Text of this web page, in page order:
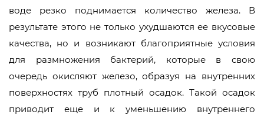
воде резко поднимается количество железа. В
результате этого не только ухудшаются ее вкусовые
качества, но и возникают благоприятные условия
для размножения бактерий, которые в свою
очередь окисляют железо, образуя на внутренних
поверхностях труб плотный осадок. Такой осадок
приводит еще и к уменьшению внутреннего